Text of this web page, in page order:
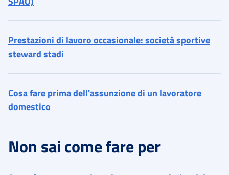
Non sai come fare per
Prestazioni di lavoro occasionale: società sportive
steward stadi
Cosa fare prima dell'assunzione di un lavoratore
domestico